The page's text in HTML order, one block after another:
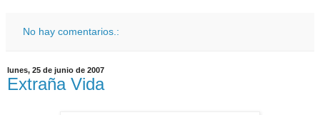
No hay comentarios.:
lunes, 25 de junio de 2007
Extraña Vida